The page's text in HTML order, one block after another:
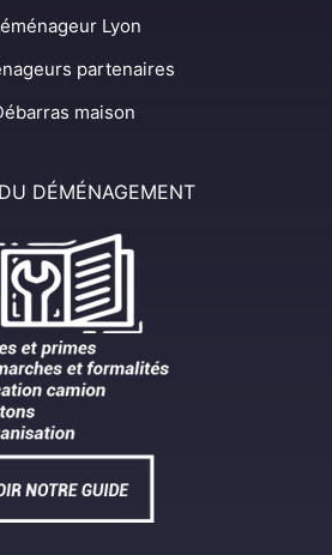
Lyon
partenaires
maison
DÉMÉNAGEMENT